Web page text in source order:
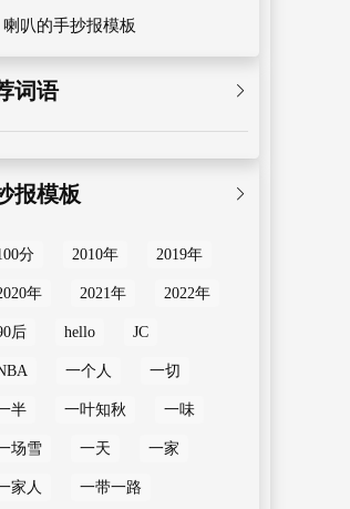
喇叭的手抄报模板

词语

报模板
分 2010年 2019年
年 2021年 2022年
后 hello JC
一个人 一切
半 一叶知秋 一味
场雪 一天 一家
家人 一带一路